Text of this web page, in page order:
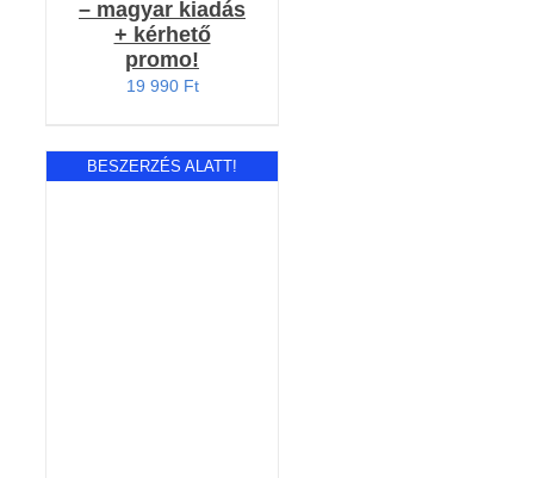
– magyar kiadás
+ kérhető
promo!
19 990 Ft
BESZERZÉS ALATT!